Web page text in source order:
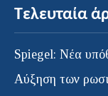
Τελευταία
Spiegel: Νέα
Αύξηση των